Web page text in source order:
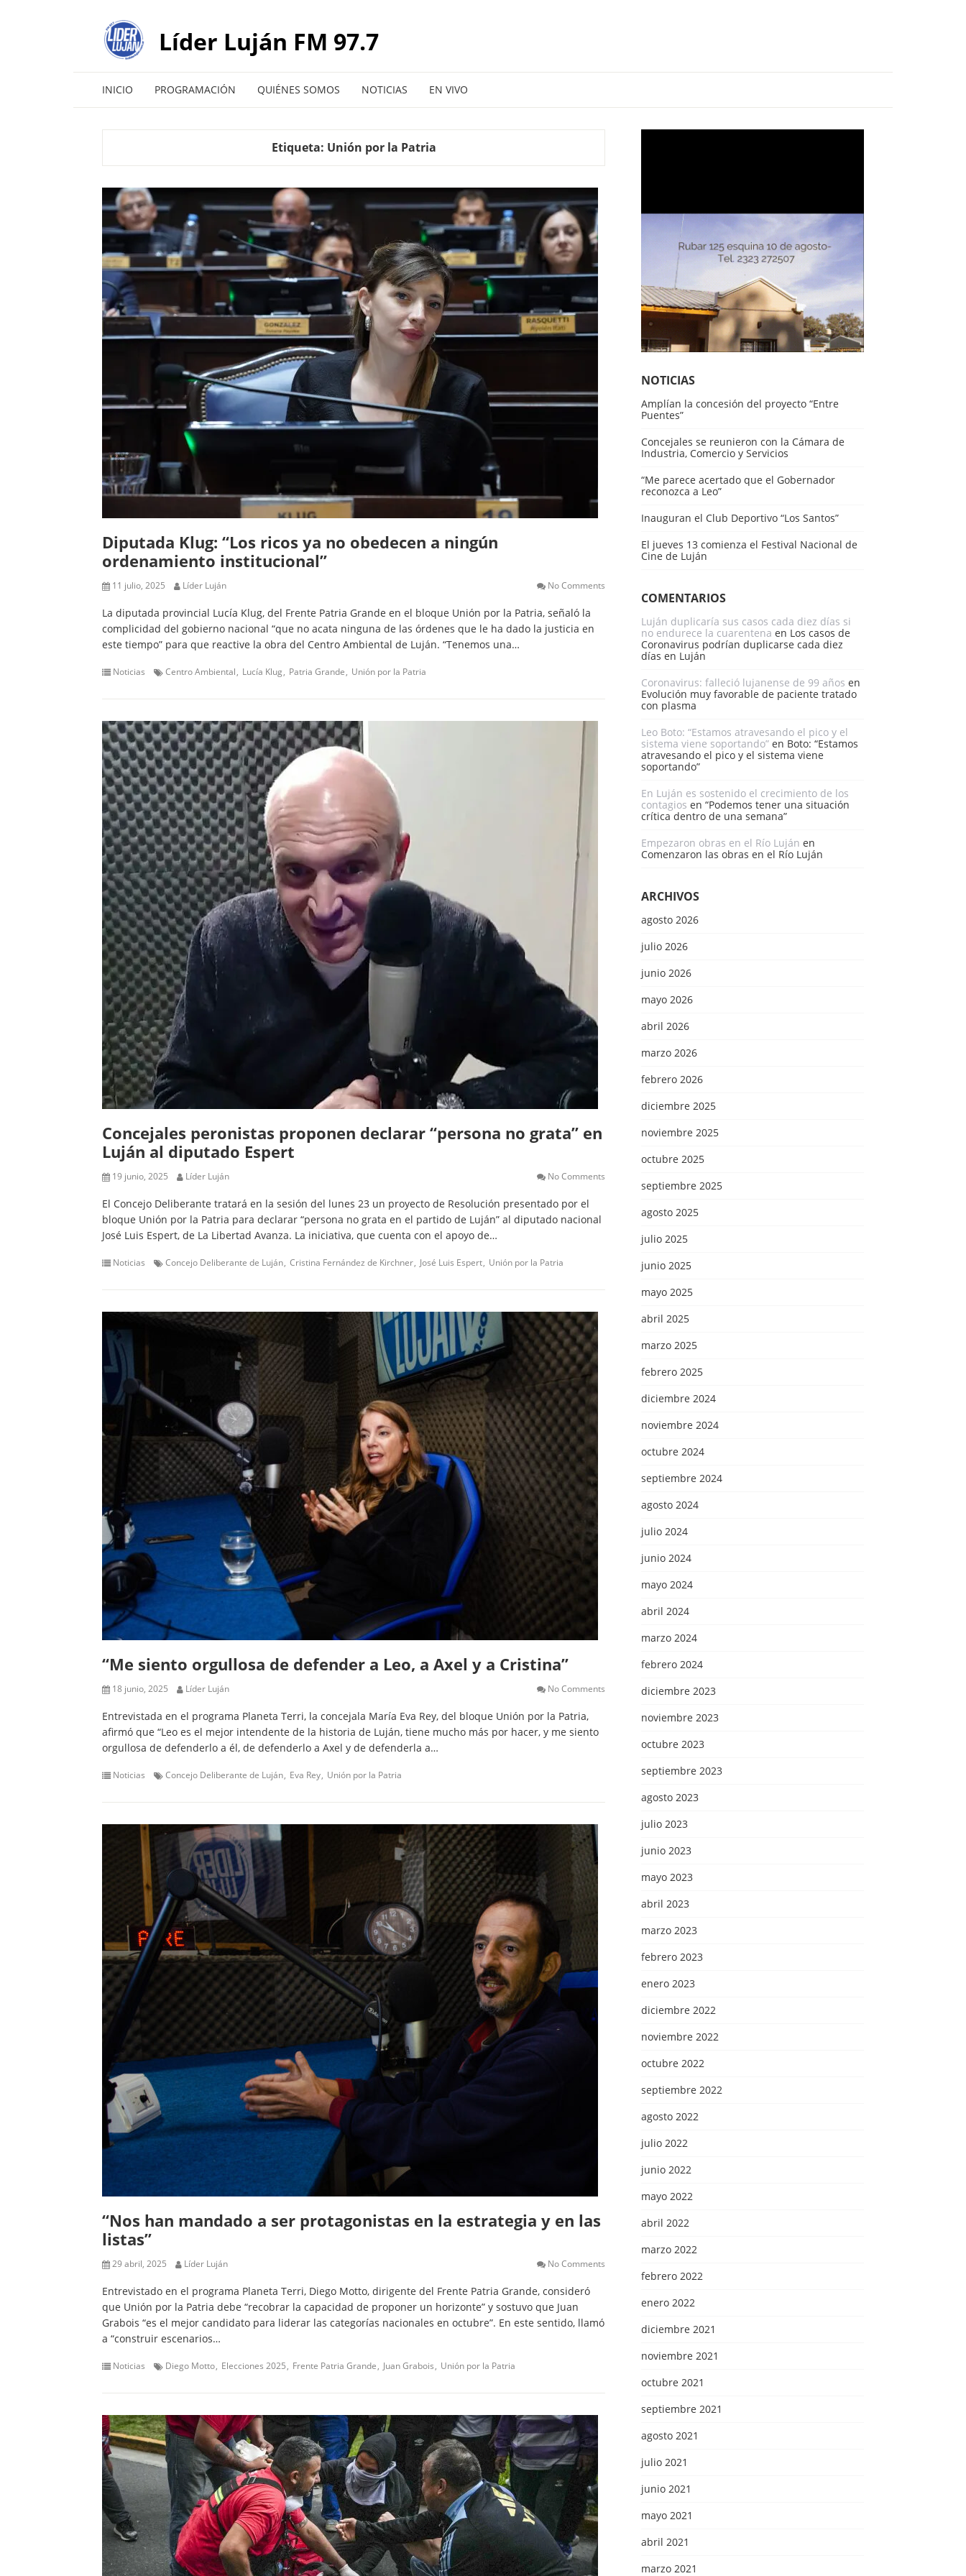
Líder Luján FM 97.7
INICIO PROGRAMACIÓN QUIÉNES SOMOS NOTICIAS EN VIVO
Etiqueta: Unión por la Patria
Diputada Klug: “Los ricos ya no obedecen a ningún
ordenamiento institucional”
11 julio, 2025 Líder Luján No Comments
La diputada provincial Lucía Klug, del Frente Patria Grande en el bloque Unión por la Patria, señaló la
complicidad del gobierno nacional “que no acata ninguna de las órdenes que le ha dado la justicia en
este tiempo” para que reactive la obra del Centro Ambiental de Luján. “Tenemos una…
Noticias Centro Ambiental Lucía Klug Patria Grande Unión por la Patria
Concejales peronistas proponen declarar “persona no grata” en
Luján al diputado Espert
19 junio, 2025 Líder Luján No Comments
El Concejo Deliberante tratará en la sesión del lunes 23 un proyecto de Resolución presentado por el
bloque Unión por la Patria para declarar “persona no grata en el partido de Luján” al diputado nacional
José Luis Espert, de La Libertad Avanza. La iniciativa, que cuenta con el apoyo de…
Noticias Concejo Deliberante de Luján Cristina Fernández de Kirchner José Luis Espert Unión por la Patria
“Me siento orgullosa de defender a Leo, a Axel y a Cristina”
18 junio, 2025 Líder Luján No Comments
Entrevistada en el programa Planeta Terri, la concejala María Eva Rey, del bloque Unión por la Patria,
afirmó que “Leo es el mejor intendente de la historia de Luján, tiene mucho más por hacer, y me siento
orgullosa de defenderlo a él, de defenderlo a Axel y de defenderla a…
Noticias Concejo Deliberante de Luján Eva Rey Unión por la Patria
“Nos han mandado a ser protagonistas en la estrategia y en las
listas”
29 abril, 2025 Líder Luján No Comments
Entrevistado en el programa Planeta Terri, Diego Motto, dirigente del Frente Patria Grande, consideró
que Unión por la Patria debe “recobrar la capacidad de proponer un horizonte” y sostuvo que Juan
Grabois “es el mejor candidato para liderar las categorías nacionales en octubre”. En este sentido, llamó
a “construir escenarios…
Noticias Diego Motto Elecciones 2025 Frente Patria Grande Juan Grabois Unión por la Patria
NOTICIAS
Amplían la concesión del proyecto “Entre
Puentes”
Concejales se reunieron con la Cámara de
Industria, Comercio y Servicios
“Me parece acertado que el Gobernador
reconozca a Leo”
Inauguran el Club Deportivo “Los Santos”
El jueves 13 comienza el Festival Nacional de
Cine de Luján
COMENTARIOS
Luján duplicaría sus casos cada diez días si
no endurece la cuarentena en Los casos de
Coronavirus podrían duplicarse cada diez
días en Luján
Coronavirus: falleció lujanense de 99 años en
Evolución muy favorable de paciente tratado
con plasma
Leo Boto: “Estamos atravesando el pico y el
sistema viene soportando” en Boto: “Estamos
atravesando el pico y el sistema viene
soportando”
En Luján es sostenido el crecimiento de los
contagios en “Podemos tener una situación
crítica dentro de una semana”
Empezaron obras en el Río Luján en
Comenzaron las obras en el Río Luján
ARCHIVOS
agosto 2026
julio 2026
junio 2026
mayo 2026
abril 2026
marzo 2026
febrero 2026
diciembre 2025
noviembre 2025
octubre 2025
septiembre 2025
agosto 2025
julio 2025
junio 2025
mayo 2025
abril 2025
marzo 2025
febrero 2025
diciembre 2024
noviembre 2024
octubre 2024
septiembre 2024
agosto 2024
julio 2024
junio 2024
mayo 2024
abril 2024
marzo 2024
febrero 2024
diciembre 2023
noviembre 2023
octubre 2023
septiembre 2023
agosto 2023
julio 2023
junio 2023
mayo 2023
abril 2023
marzo 2023
febrero 2023
enero 2023
diciembre 2022
noviembre 2022
octubre 2022
septiembre 2022
agosto 2022
julio 2022
junio 2022
mayo 2022
abril 2022
marzo 2022
febrero 2022
enero 2022
diciembre 2021
noviembre 2021
octubre 2021
septiembre 2021
agosto 2021
julio 2021
junio 2021
mayo 2021
abril 2021
marzo 2021